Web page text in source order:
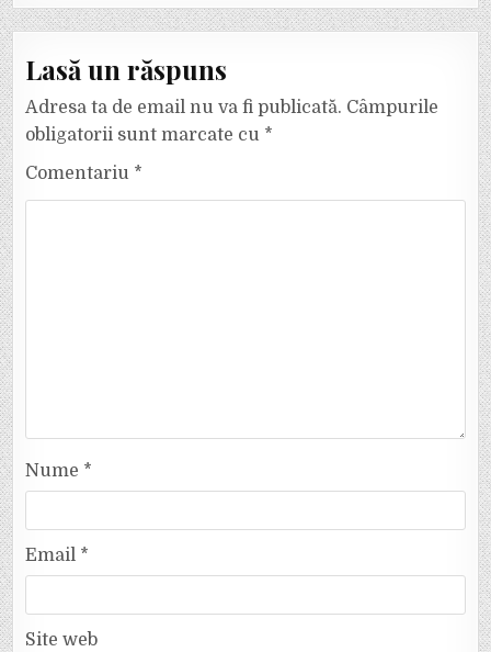
Lasă un răspuns
Adresa ta de email nu va fi publicată. Câmpurile
obligatorii sunt marcate cu *
Comentariu *
Nume *
Email *
Site web